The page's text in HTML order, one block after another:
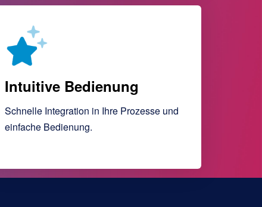
Intuitive Bedienung
Schnelle Integration in Ihre Prozesse und
einfache Bedienung.